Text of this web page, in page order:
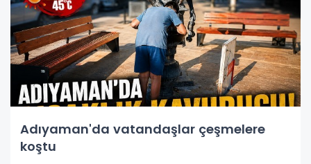
Adıyaman'da vatandaşlar çeşmelere
koştu